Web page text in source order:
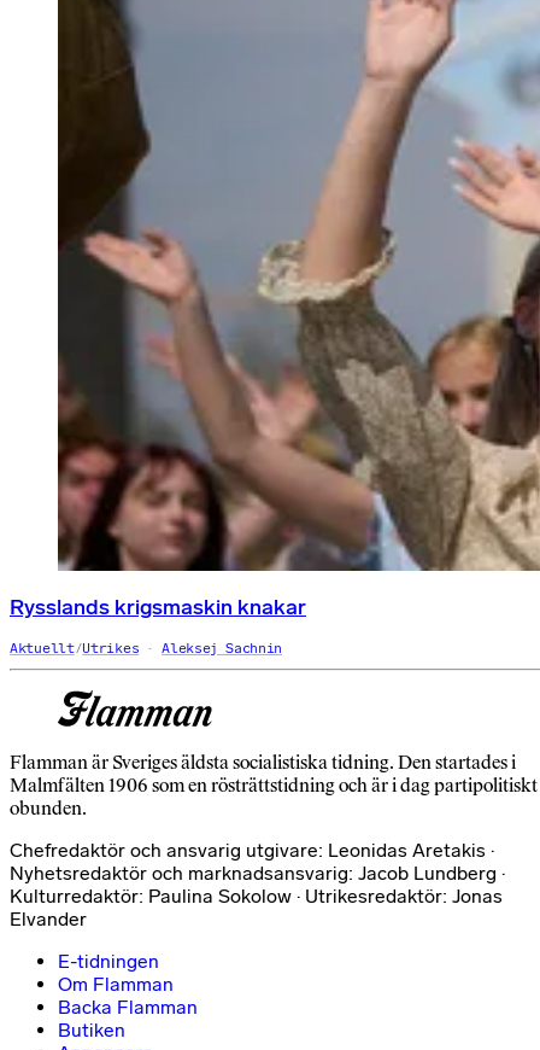
Rysslands krigsmaskin knakar
Aktuellt/Utrikes Aleksej Sachnin
Flamman är Sveriges äldsta socialistiska tidning. Den startades i
Malmfälten 1906 som en rösträttstidning och är i dag partipolitiskt
obunden.
Chefredaktör och ansvarig utgivare: Leonidas Aretakis ·
Nyhetsredaktör och marknadsansvarig: Jacob Lundberg ·
Kulturredaktör: Paulina Sokolow · Utrikesredaktör: Jonas
Elvander
E-tidningen
Om Flamman
Backa Flamman
Butiken